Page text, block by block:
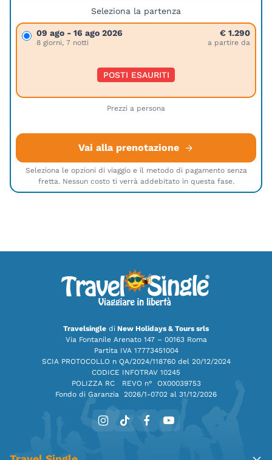
Seleziona la partenza
09 ago - 16 ago 2026
8 giorni, 7 notti
€ 1.290
a partire da
POSTI ESAURITI
Prezzi a persona
Vai alla prenotazione
Seleziona le opzioni di viaggio e il metodo di pagamento senza
fretta. Nessun costo ti verrà addebitato in questa fase.
Travelsingle di New Holidays & Tours srls
Via Fontanile Arenato 147 – 00163 Roma
Partita IVA 17773451004
SCIA PROTOCOLLO n QA/2024/118760 del 20/12/2024
CODICE INFOTRAV 10245
POLIZZA RC REVO n° OX00039753
Fondo di Garanzia 2026/1-0702 al 31/12/2026